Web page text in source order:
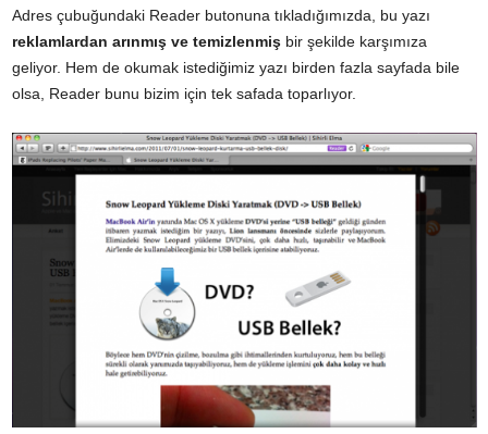
Adres çubuğundaki Reader butonuna tıkladığımızda, bu yazı
reklamlardan arınmış ve temizlenmiş bir şekilde karşımıza
geliyor. Hem de okumak istediğimiz yazı birden fazla sayfada bile
olsa, Reader bunu bizim için tek safada toparlıyor.